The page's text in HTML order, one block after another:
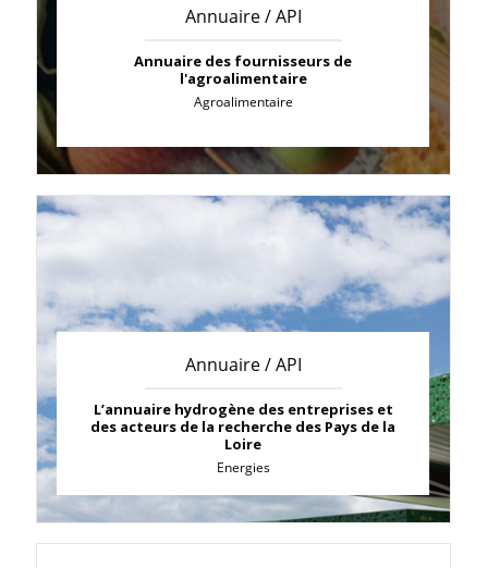
Annuaire / API
Annuaire des fournisseurs de
l'agroalimentaire
Agroalimentaire
Annuaire / API
L’annuaire hydrogène des entreprises et
des acteurs de la recherche des Pays de la
Loire
Energies